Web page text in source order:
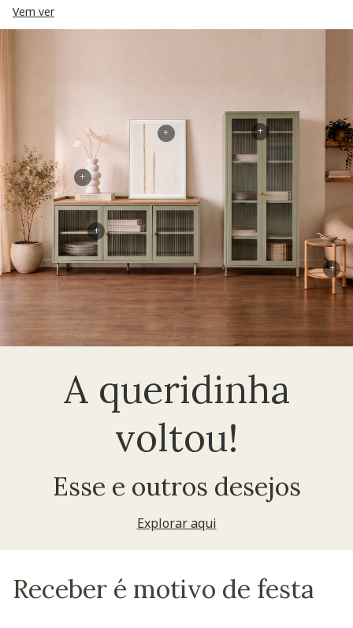
Vem ver
A queridinha
voltou!
Esse e outros desejos
Explorar aqui
+
+
+
+
+
Receber é motivo de festa